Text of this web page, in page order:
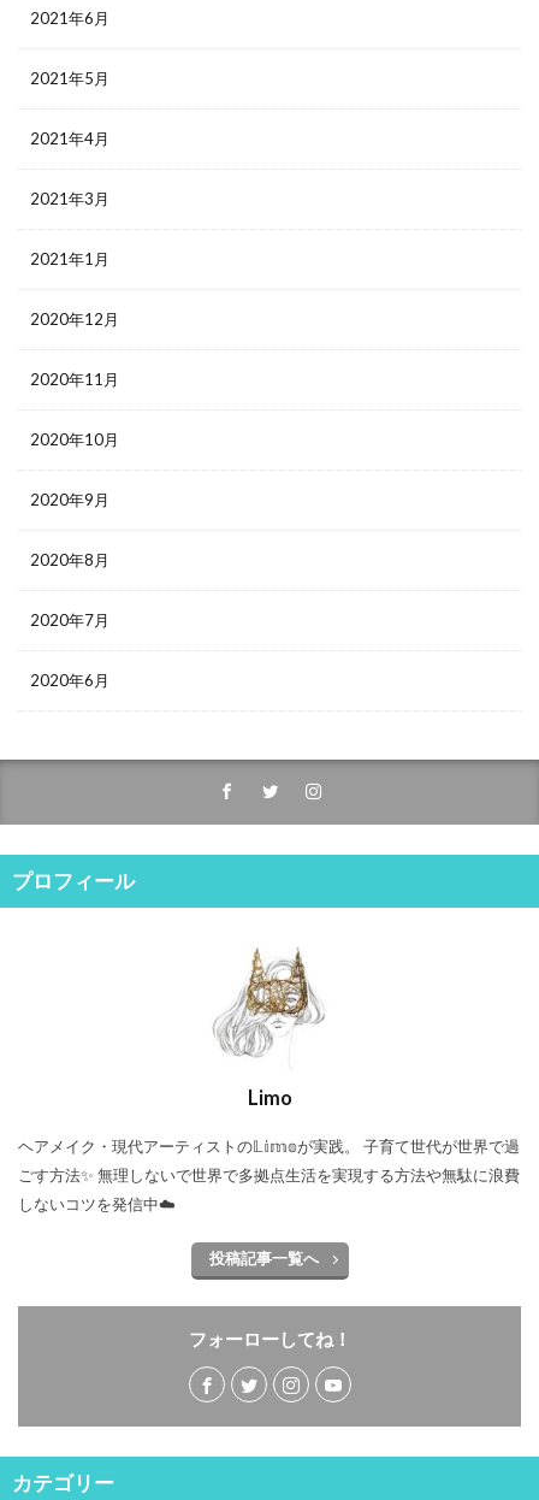
2021年6月
2021年5月
2021年4月
2021年3月
2021年1月
2020年12月
2020年11月
2020年10月
2020年9月
2020年8月
2020年7月
2020年6月
プロフィール
Limo
ヘアメイク・現代アーティストの𝕃𝕚𝕞𝕠が実践。 子育て世代が世界で過
ごす方法✨ 無理しないで世界で多拠点生活を実現する方法や無駄に浪費
しないコツを発信中☁️
投稿記事一覧へ
フォーローしてね！
カテゴリー